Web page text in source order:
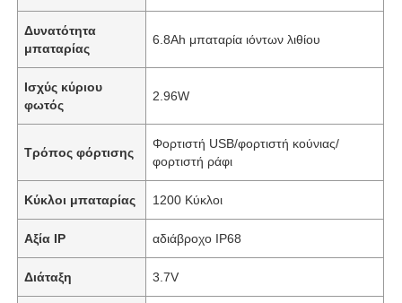
Δυνατότητα
μπαταρίας
6.8Ah μπαταρία ιόντων λιθίου
Ισχύς κύριου
φωτός
2.96W
Τρόπος φόρτισης
Φορτιστή USB/φορτιστή κούνιας/
φορτιστή ράφι
Κύκλοι μπαταρίας 1200 Κύκλοι
Αξία IP αδιάβροχο IP68
Διάταξη 3.7V